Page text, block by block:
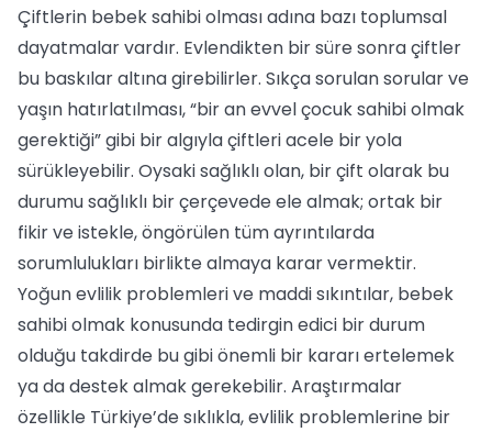
Çiftlerin bebek sahibi olması adına bazı toplumsal
dayatmalar vardır. Evlendikten bir süre sonra çiftler
bu baskılar altına girebilirler. Sıkça sorulan sorular ve
yaşın hatırlatılması, “bir an evvel çocuk sahibi olmak
gerektiği” gibi bir algıyla çiftleri acele bir yola
sürükleyebilir. Oysaki sağlıklı olan, bir çift olarak bu
durumu sağlıklı bir çerçevede ele almak; ortak bir
fikir ve istekle, öngörülen tüm ayrıntılarda
sorumlulukları birlikte almaya karar vermektir.
Yoğun evlilik problemleri ve maddi sıkıntılar, bebek
sahibi olmak konusunda tedirgin edici bir durum
olduğu takdirde bu gibi önemli bir kararı ertelemek
ya da destek almak gerekebilir. Araştırmalar
özellikle Türkiye’de sıklıkla, evlilik problemlerine bir